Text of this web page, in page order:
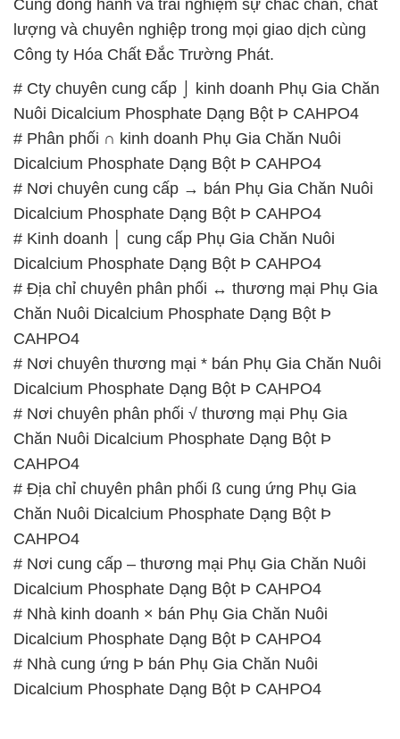
Cùng đồng hành và trải nghiệm sự chắc chắn, chất
lượng và chuyên nghiệp trong mọi giao dịch cùng
Công ty Hóa Chất Đắc Trường Phát.
# Cty chuyên cung cấp ⌡ kinh doanh Phụ Gia Chăn
Nuôi Dicalcium Phosphate Dạng Bột Þ CAHPO4
# Phân phối ∩ kinh doanh Phụ Gia Chăn Nuôi
Dicalcium Phosphate Dạng Bột Þ CAHPO4
# Nơi chuyên cung cấp → bán Phụ Gia Chăn Nuôi
Dicalcium Phosphate Dạng Bột Þ CAHPO4
# Kinh doanh │ cung cấp Phụ Gia Chăn Nuôi
Dicalcium Phosphate Dạng Bột Þ CAHPO4
# Địa chỉ chuyên phân phối ↔ thương mại Phụ Gia
Chăn Nuôi Dicalcium Phosphate Dạng Bột Þ
CAHPO4
# Nơi chuyên thương mại * bán Phụ Gia Chăn Nuôi
Dicalcium Phosphate Dạng Bột Þ CAHPO4
# Nơi chuyên phân phối √ thương mại Phụ Gia
Chăn Nuôi Dicalcium Phosphate Dạng Bột Þ
CAHPO4
# Địa chỉ chuyên phân phối ß cung ứng Phụ Gia
Chăn Nuôi Dicalcium Phosphate Dạng Bột Þ
CAHPO4
# Nơi cung cấp – thương mại Phụ Gia Chăn Nuôi
Dicalcium Phosphate Dạng Bột Þ CAHPO4
# Nhà kinh doanh × bán Phụ Gia Chăn Nuôi
Dicalcium Phosphate Dạng Bột Þ CAHPO4
# Nhà cung ứng Þ bán Phụ Gia Chăn Nuôi
Dicalcium Phosphate Dạng Bột Þ CAHPO4